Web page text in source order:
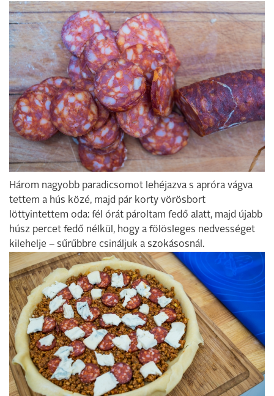
Három nagyobb paradicsomot lehéjazva s apróra vágva
tettem a hús közé, majd pár korty vörösbort
löttyintettem oda: fél órát pároltam fedő alatt, majd újabb
húsz percet fedő nélkül, hogy a fölösleges nedvességet
kilehelje – sűrűbbre csináljuk a szokásosnál.